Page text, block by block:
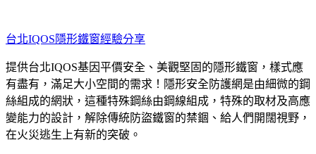
至
主
要
內
容
台北IQOS隱形鐵窗經驗分享
提供台北IQOS基因平價安全、美觀堅固的隱形鐵窗，樣式應
有盡有，滿足大小空間的需求！隱形安全防護網是由細微的鋼
絲組成的網狀，這種特殊鋼絲由鋼線組成，特殊的取材及高應
變能力的設計，解除傳統防盜鐵窗的禁錮、給人們開闊視野，
在火災逃生上有新的突破。